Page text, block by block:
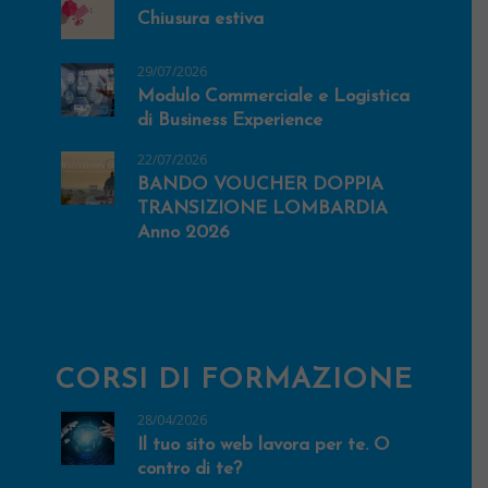
Chiusura estiva
29/07/2026
Modulo Commerciale e Logistica
di Business Experience
22/07/2026
BANDO VOUCHER DOPPIA
TRANSIZIONE LOMBARDIA
Anno 2026
CORSI DI FORMAZIONE
28/04/2026
Il tuo sito web lavora per te. O
contro di te?